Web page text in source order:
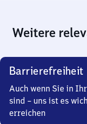
Weitere
Barrierefreiheit
Auch wenn Sie in
sind – uns ist es
erreichen